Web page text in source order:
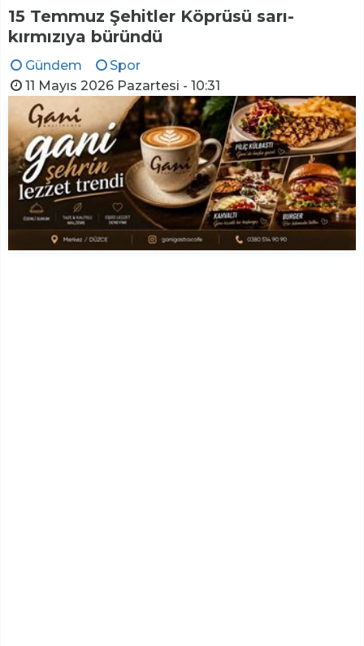
15 Temmuz Şehitler Köprüsü sarı-
kırmızıya büründü
Gündem
Spor
11 Mayıs 2026 Pazartesi - 10:31